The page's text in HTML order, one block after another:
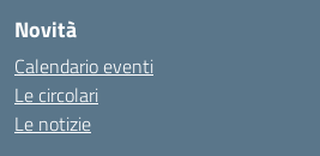
Novità
Calendario eventi
Le circolari
Le notizie